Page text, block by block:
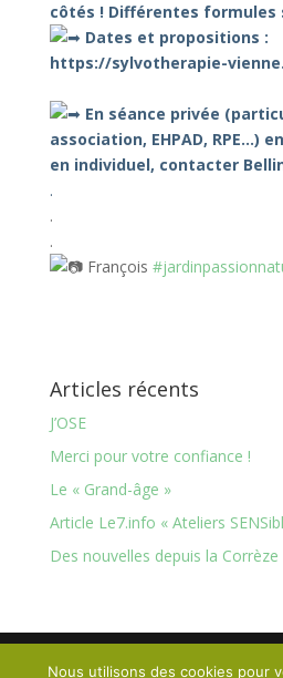
côtés ! Différentes formules
Dates et propositions :
https://sylvotherapie-
En séance privée
association, EHPAD, RPE…)
en individuel, contacter
.
.
.
François
Articles récents
J’OSE
Merci pour votre confiance !
Le « Grand-âge »
Article Le7.info « Ateliers
Des nouvelles depuis la Corrèze
Nous utilisons des cookies pour